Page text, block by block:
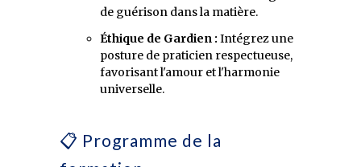
de guérison dans la matière.
Éthique de Gardien : Intégrez une
posture de praticien respectueuse,
favorisant l'amour et l'harmonie
universelle.
📋 Programme de la